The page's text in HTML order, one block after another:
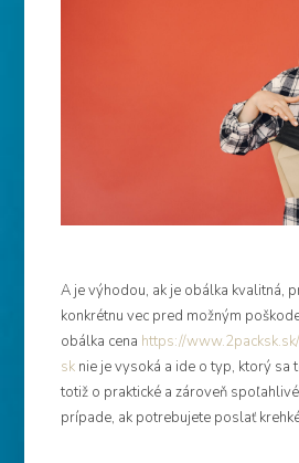
A je výhodou, ak je obálka kvalitná,
konkrétnu vec pred možným
obálka cena https://
sknie je vysoká a ide o typ, ktorý sa
totiž o praktické a zároveň
prípade, ak potrebujete poslať